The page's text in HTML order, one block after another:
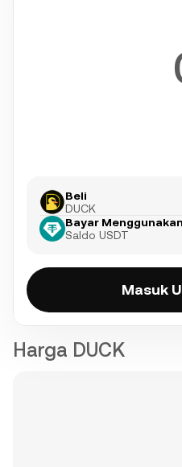
Beli
DUCK
Bayar Menggunakan
Saldo USDT
Masuk
Harga DUCK